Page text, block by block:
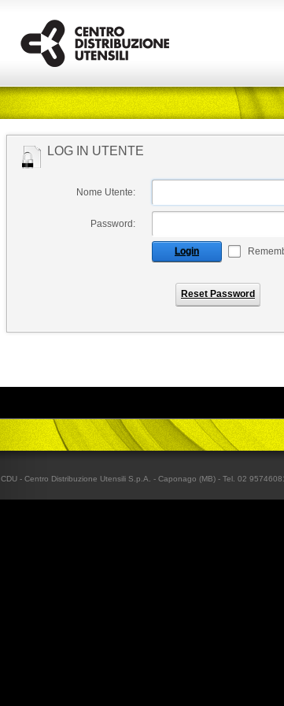
LOG IN UTENTE
Nome Utente:
Password:
Login
Reset Password
CDU - Centro Distribuzione Utensili S.p.A. - Caponago (MB) - Tel. 02